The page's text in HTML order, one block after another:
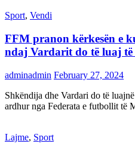
Sport, Vendi
FFM pranon kërkesën e
ndaj Vardarit do të luaj të
adminadmin February 27, 2024
Shkëndija dhe Vardari do të
ardhur nga Federata e futbollit të
Lajme, Sport